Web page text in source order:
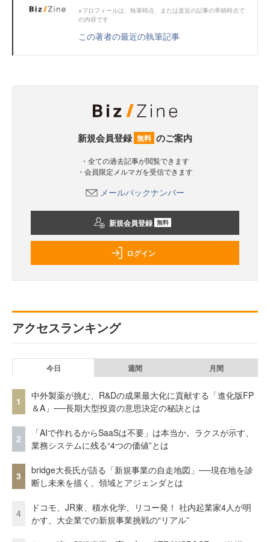
※プロフィールは、執筆時点、または直近の記事の寄稿時点で
の内容です
この著者の最近の執筆記事
新規会員登録 無料 のご案内
・全ての過去記事が閲覧できます
・会員限定メルマガを受信できます
メールバックナンバー
新規会員登録 無料
ログイン
アクセスランキング
今日 週間 月間
1
中外製薬が挑む、R&Dの成果最大化に貢献する「進化版FP
＆A」──長期大型投資の意思決定の秘訣とは
2
「AIで作れるからSaaSは不要」は本当か。ラクスが示す、
業務システムに残る“4つの価値”とは
3
bridge大長氏が語る「新規事業の自走地図」──現在地を診
断し未来を描く、領域とアジェンダとは
4
ドコモ、JR東、積水化学、リコー発！ 社内起業家4人が明
かす、大企業での新規事業挑戦の“リアル”